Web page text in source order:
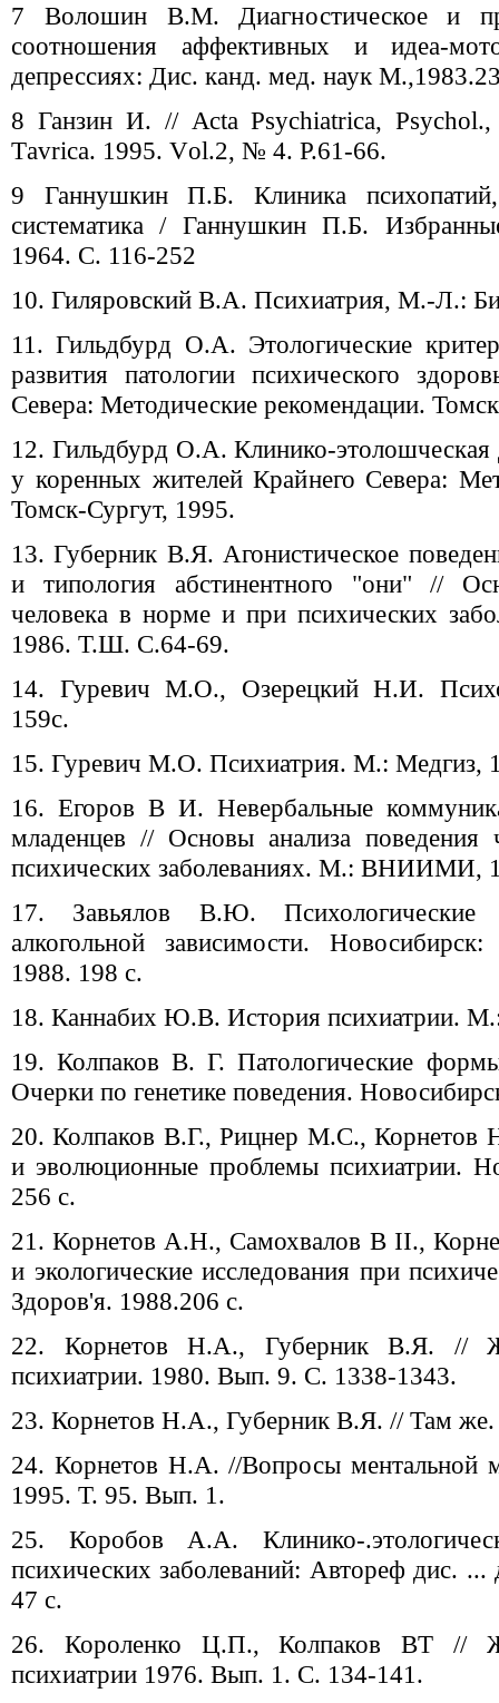
7 Волошин В.М. Диагностическое и
соотношения аффективных и идеа-
депрессиях: Дис. канд. мед. наук
8 Ганзин И. // Асta Рsychiatrica,
Tаvrica. 1995. Vоl.2, № 4. Р.61-66.
9 Ганнушкин П.Б. Клиника
систематика / Ганнушкин П.Б.
1964. С. 116-252
10. Гиляровский В.А. Психиатрия, М.-Л.:
11. Гильдбурд О.А. Этологические
развития патологии психического
Севера: Методические рекомендации.
12. Гильдбурд О.А. Клинико-
у коренных жителей Крайнего Севера:
Томск-Сургут, 1995.
13. Губерник В.Я. Агонистическое
и типология абстинентного "они" //
человека в норме и при психических
1986. Т.Ш. С.64-69.
14. Гуревич М.О., Озерецкий Н.И.
159с.
15. Гуревич М.О. Психиатрия. М.: Медгиз,
16. Егоров В И. Невербальные
младенцев // Основы анализа
психических заболеваниях. М.: ВНИИМИ,
17. Завьялов В.Ю. Психологические
алкогольной зависимости.
1988. 198 с.
18. Каннабих Ю.В. История психиатрии.
19. Колпаков В. Г. Патологические
Очерки по генетике поведения.
20. Колпаков В.Г., Рицнер М.С., Корнетов
и эволюционные проблемы психиатрии.
256 с.
21. Корнетов А.Н., Самохвалов В II.,
и экологические исследования при
Здоров'я. 1988.206 с.
22. Корнетов Н.А., Губерник В.Я. //
психиатрии. 1980. Вып. 9. С. 1338-1343.
23. Корнетов Н.А., Губерник В.Я. // Там
24. Корнетов Н.А. //Вопросы ментальной
1995. Т. 95. Вып. 1.
25. Коробов А.А. Клинико-
психических заболеваний: Автореф дис.
47 с.
26. Короленко Ц.П., Колпаков ВТ //
психиатрии 1976. Вып. 1. С. 134-141.